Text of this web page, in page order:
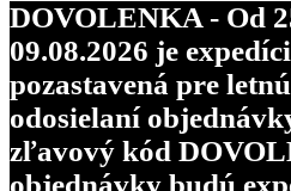
DOVOLENKA - Od
09.08.2026 je
pozastavená pre
odosielaní
zľavový kód
objednávky budú